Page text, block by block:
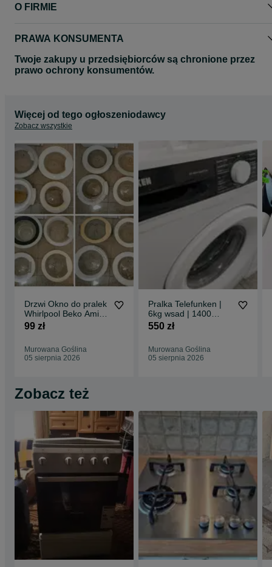
O FIRMIE
PRAWA KONSUMENTA
Twoje zakupy u przedsiębiorców są chronione przez
prawo ochrony konsumentów.
Więcej od tego ogłoszeniodawcy
Zobacz wszystkie
Drzwi Okno do pralek
Whirlpool Beko Amica
Samsung - BRAK DO
99 zł
Murowana Goślina
05 sierpnia 2026
Pralka Telefunken |
6kg wsad | 1400
obrotów | Niemiecka |
550 zł
Murowana Goślina
05 sierpnia 2026
Zobacz też